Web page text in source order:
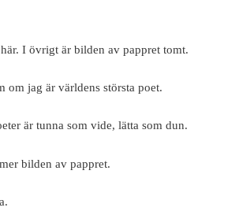
I övrigt är bilden av pappret tomt.
om jag är världens största poet.
är tunna som vide, lätta som dun.
bilden av pappret.